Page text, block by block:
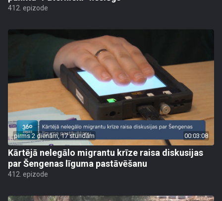
412. epizode
pirms 2 dienām, 17 stundām 00:03:08
Kārtējā nelegālo migrantu krīze raisa diskusijas
par Šengenas līguma pastāvēšanu
412. epizode